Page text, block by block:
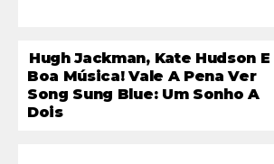
Hugh Jackman, Kate Hudson E
Boa Música! Vale A Pena Ver
Song Sung Blue: Um Sonho A
Dois